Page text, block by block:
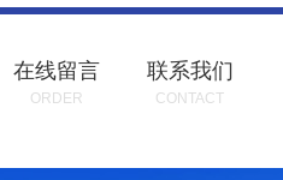
在线留言
ORDER
联系我们
CONTACT